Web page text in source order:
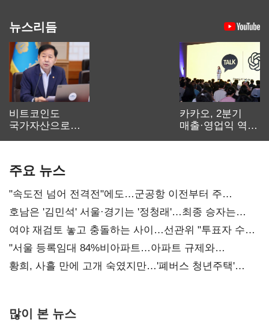
뉴스리듬
비트코인도
국가자산으로…'
카카오, 2분기
매출·영업익 역대
주요 뉴스
"속도전 넘어 전격전"에도…군공항 이전부터 주
52시간까지 '뇌관'
호남은 '김민석' 서울·경기는 '정청래'…최종 승자는
'안갯속'
여야 재검토 놓고 충돌하는 사이…선관위 "투표자 수
오차 당연"
"서울 등록임대 84%비아파트…아파트 규제와
달리해야"
황희, 사흘 만에 고개 숙였지만…'폐버스 청년주택'
많이 본 뉴스